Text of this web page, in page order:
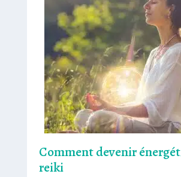
Comment devenir
reiki